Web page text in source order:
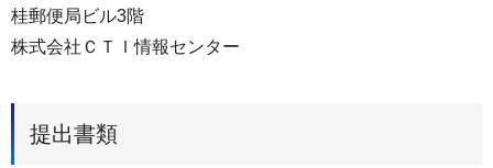
桂郵便局ビル3階
株式会社ＣＴＩ情報センター
提出書類